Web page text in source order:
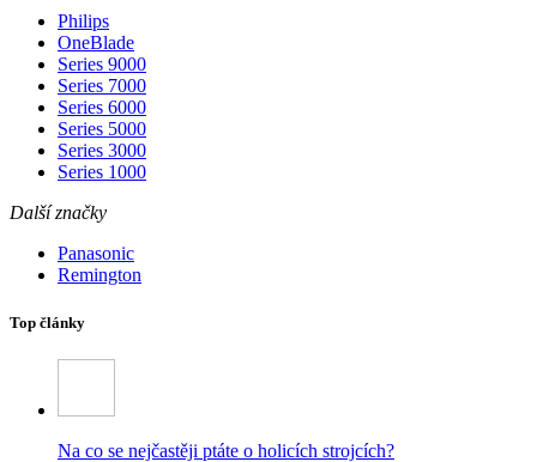
Philips
OneBlade
Series 9000
Series 7000
Series 6000
Series 5000
Series 3000
Series 1000
Další značky
Panasonic
Remington
Top články
Na co se nejčastěji ptáte o holicích strojcích?